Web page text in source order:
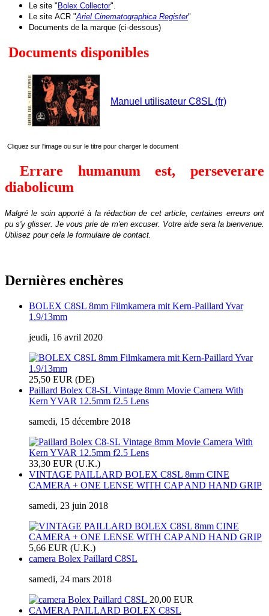
Le site " Bolex Collector".
Le site ACR "Ariel Cinematographica Register"
Documents de la marque (ci-dessous)
Documents disponibles
Manuel utilisateur C8SL (fr)
Cliquez sur l'image ou sur le titre pour charger le document
Errare humanum est, perseverare
diabolicum
Malgré le soin apporté à la rédaction de cet article, certaines erreurs ont
pu s'y glisser. Je vous prie de m'en excuser. Votre aide sera la bienvenue
Utilisez pour cela le formulaire de contact.
Dernières enchères
BOLEX C8SL 8mm Filmkamera mit Kern-Paillard Yvar
1.9/13mm
jeudi, 16 avril 2020
25,50 EUR (DE)
Paillard Bolex C8-SL Vintage 8mm Movie Camera With
Kern YVAR 12.5mm f2.5 Lens
samedi, 15 décembre 2018
33,30 EUR (U.K.)
VINTAGE PAILLARD BOLEX C8SL 8mm CINE
CAMERA + ONE LENSE WITH CAP AND HAND GRIP
samedi, 23 juin 2018
5,66 EUR (U.K.)
camera Bolex Paillard C8SL
samedi, 24 mars 2018
20,00 EUR
CAMERA PAILLARD BOLEX C8SL